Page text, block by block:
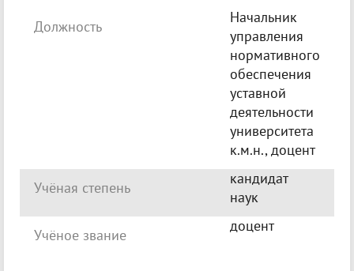
Должность
Начальник
управления
нормативного
обеспечения
уставной
деятельности
университета
к.м.н., доцент
Учёная степень
кандидат
наук
Учёное звание
доцент